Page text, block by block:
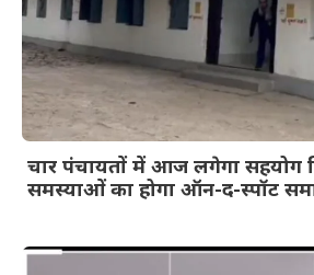
चार पंचायतों में आज लगेगा सहयोग
समस्याओं का होगा ऑन-द-स्पॉट